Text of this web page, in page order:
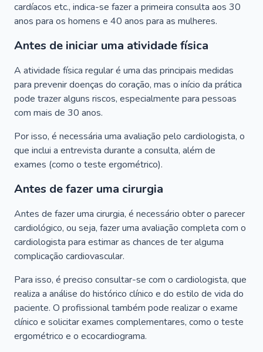
cardíacos etc., indica-se fazer a primeira consulta aos 30
anos para os homens e 40 anos para as mulheres.
Antes de iniciar uma atividade física
A atividade física regular é uma das principais medidas
para prevenir doenças do coração, mas o início da prática
pode trazer alguns riscos, especialmente para pessoas
com mais de 30 anos.
Por isso, é necessária uma avaliação pelo cardiologista, o
que inclui a entrevista durante a consulta, além de
exames (como o teste ergométrico).
Antes de fazer uma cirurgia
Antes de fazer uma cirurgia, é necessário obter o parecer
cardiológico, ou seja, fazer uma avaliação completa com o
cardiologista para estimar as chances de ter alguma
complicação cardiovascular.
Para isso, é preciso consultar-se com o cardiologista, que
realiza a análise do histórico clínico e do estilo de vida do
paciente. O profissional também pode realizar o exame
clínico e solicitar exames complementares, como o teste
ergométrico e o ecocardiograma.